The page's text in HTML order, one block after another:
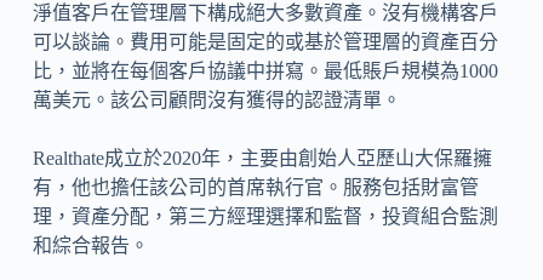
淨值客戶在管理層下構成絕大多數資產。沒有機構客戶
可以談論。費用可能是固定的或基於管理層的資產百分
比，並將在每個客戶協議中拼寫。最低賬戶規模為1000
萬美元。該公司顧問沒有獲得的認證清單。
Realthate成立於2020年，主要由創始人亞歷山大保羅擁
有，他也擔任該公司的首席執行官。服務包括財富管
理，資產分配，第三方經理選擇和監督，投資組合監測
和綜合報告。